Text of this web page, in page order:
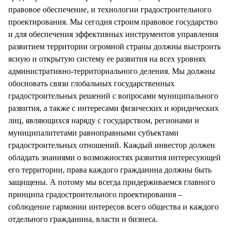
правовое обеспечение, и технологии градостроительного
проектирования. Мы сегодня строим правовое государство
и для обеспечения эффективных инструментов управления
развитием территории огромной страны должны выстроить
ясную и открытую систему ее развития на всех уровнях
административно-территориального деления. Мы должны
обосновать связи глобальных государственных
градостроительных решений с вопросами муниципального
развития, а также с интересами физических и юридических
лиц, являющихся наряду с государством, регионами и
муниципалитетами равноправными субъектами
градостроительных отношений. Каждый инвестор должен
обладать знаниями о возможностях развития интересующей
его территории, права каждого гражданина должны быть
защищены. А потому мы всегда придерживаемся главного
принципа градостроительного проектирования –
соблюдение гармонии интересов всего общества и каждого
отдельного гражданина, власти и бизнеса.